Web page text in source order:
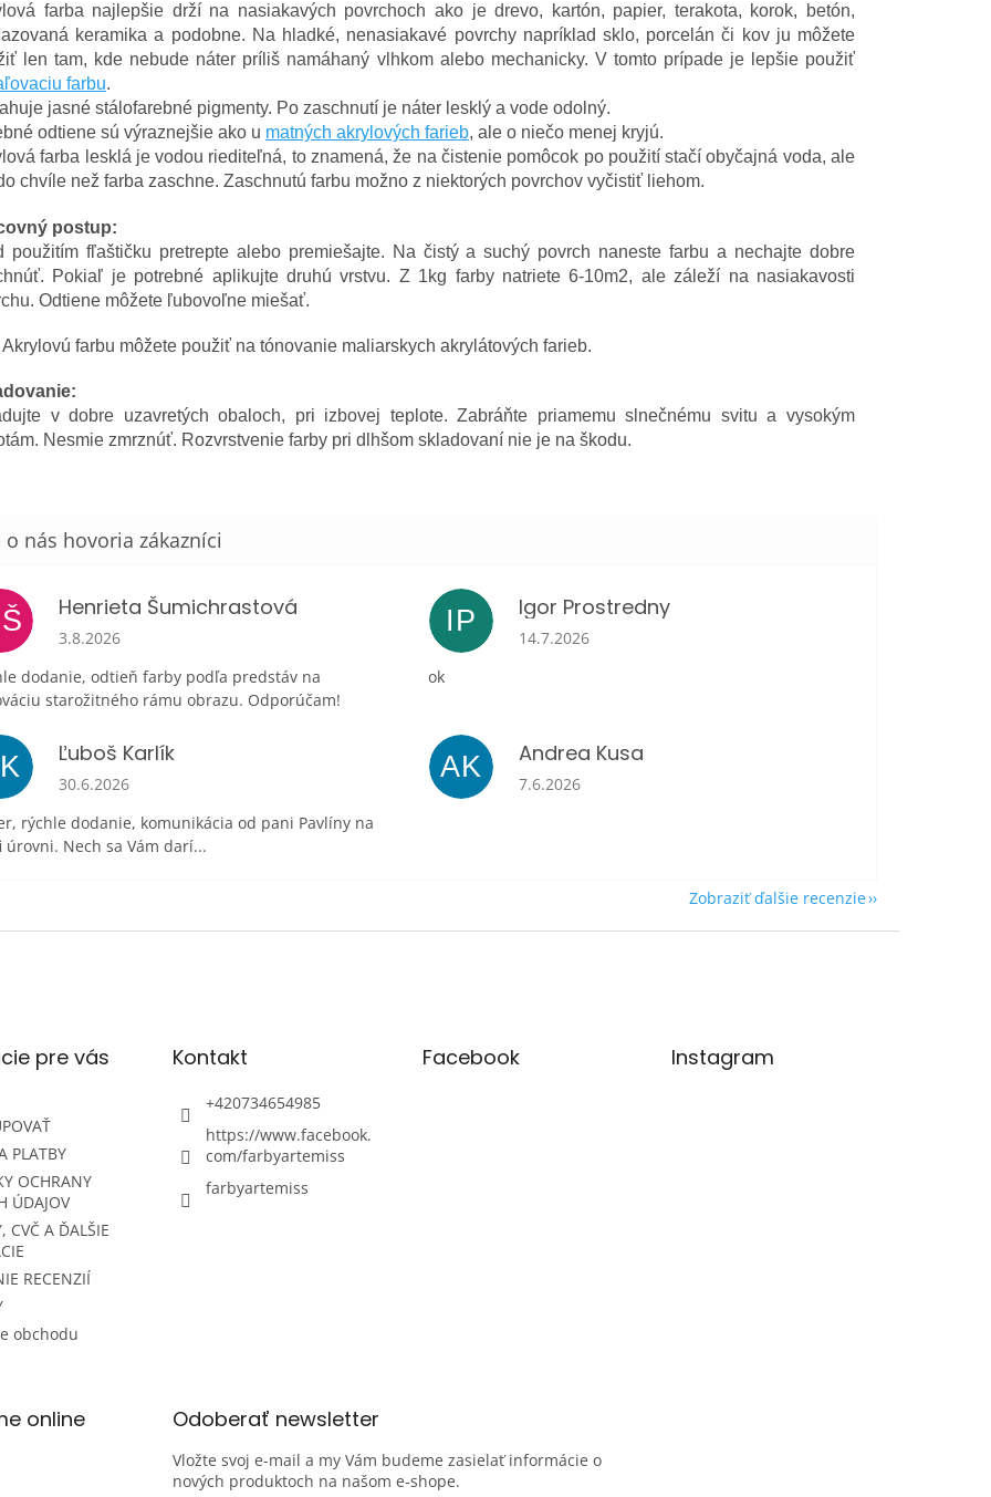
farba najlepšie drží na nasiakavých povrchoch ako je drevo, kartón, papier, terakota, korok, betón,
keramika a podobne. Na hladké, nenasiakavé povrchy napríklad sklo, porcelán či kov ju môžete
len tam, kde nebude náter príliš namáhaný vlhkom alebo mechanicky. V tomto prípade je lepšie použiť
farbu.
jasné stálofarebné pigmenty. Po zaschnutí je náter lesklý a vode odolný.
odtiene sú výraznejšie ako u matných akrylových farieb, ale o niečo menej kryjú.
farba lesklá je vodou riediteľná, to znamená, že na čistenie pomôcok po použití stačí obyčajná voda, ale
chvíle než farba zaschne. Zaschnutú farbu možno z niektorých povrchov vyčistiť liehom.
postup:
použitím fľaštičku pretrepte alebo premiešajte. Na čistý a suchý povrch naneste farbu a nechajte dobre
Pokiaľ je potrebné aplikujte druhú vrstvu. Z 1kg farby natriete 6-10m2, ale záleží na nasiakavosti
Odtiene môžete ľubovoľne miešať.
Akrylovú farbu môžete použiť na tónovanie maliarskych akrylátových farieb.
v dobre uzavretých obaloch, pri izbovej teplote. Zabráňte priamemu slnečnému svitu a vysokým
Nesmie zmrznúť. Rozvrstvenie farby pri dlhšom skladovaní nie je na škodu.
Henrieta Šumichrastová
Hodnotenie obchodu je 5 z 5 hviezdičiek.
3.8.2026
dodanie, odtieň farby podľa predstáv na
starožitného rámu obrazu. Odporúčam!
IP Igor Prostredny
Hodnotenie obchodu je 5 z 5 hviezdičiek.
14.7.2026
ok
Ľuboš Karlík
Hodnotenie obchodu je 5 z 5 hviezdičiek.
30.6.2026
rýchle dodanie, komunikácia od pani Pavlíny na
úrovni. Nech sa Vám darí...
AK Andrea Kusa
Hodnotenie obchodu je 5 z 5 hviezdičiek.
7.6.2026
Zobraziť ďalšie recenzie
pre vás
PLATBY
OCHRANY
ÚDAJOV
CVČ A ĎALŠIE
RECENZIÍ
obchodu
Kontakt
+420734654985
https://www.facebook.
com/farbyartemiss
farbyartemiss
Facebook Instagram
online Odoberať newsletter
Vložte svoj e-mail a my Vám budeme zasielať informácie o
nových produktoch na našom e-shope.